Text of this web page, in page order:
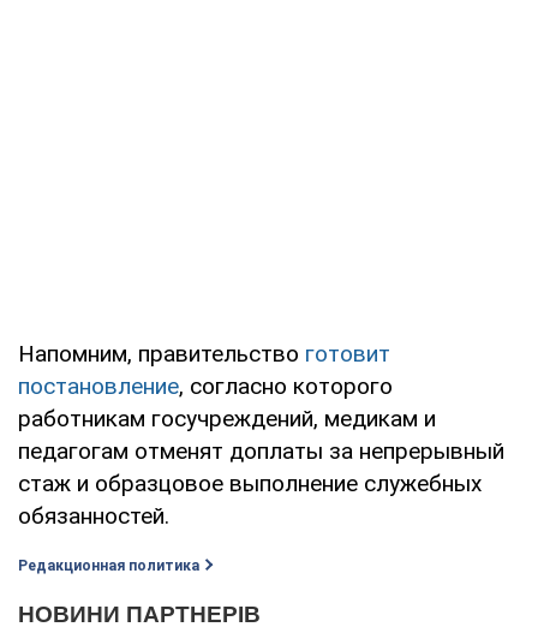
Напомним, правительство готовит
постановление, согласно которого
работникам госучреждений, медикам и
педагогам отменят доплаты за непрерывный
стаж и образцовое выполнение служебных
обязанностей.
Редакционная политика